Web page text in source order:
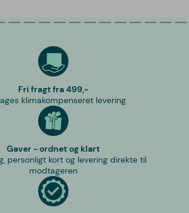
Fri fragt fra 499,-
klimakompenseret levering
Gaver - ordnet og klart
personligt kort og levering direkte til
modtageren